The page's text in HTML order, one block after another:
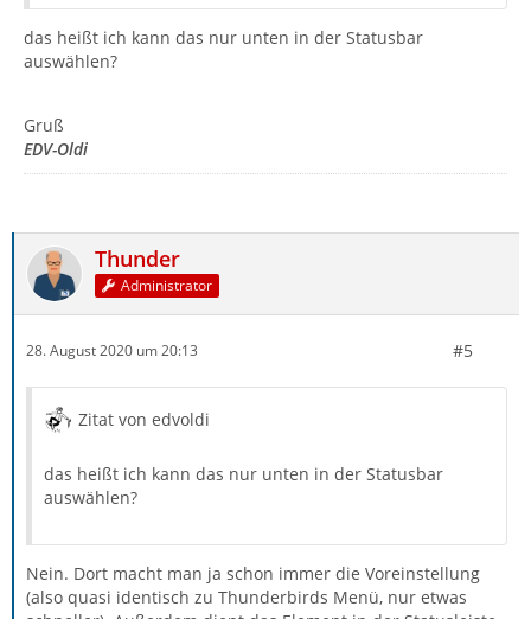
das heißt ich kann das nur unten in der Statusbar
auswählen?
Gruß
EDV-Oldi
Thunder
Administrator
28. August 2020 um 20:13 #5
Zitat von edvoldi
das heißt ich kann das nur unten in der Statusbar
auswählen?
Nein. Dort macht man ja schon immer die Voreinstellung
(also quasi identisch zu Thunderbirds Menü, nur etwas